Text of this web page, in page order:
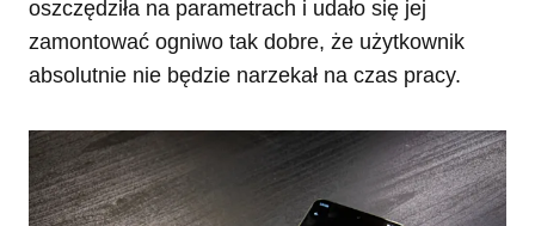
oszczędziła na parametrach i udało się jej
zamontować ogniwo tak dobre, że użytkownik
absolutnie nie będzie narzekał na czas pracy.